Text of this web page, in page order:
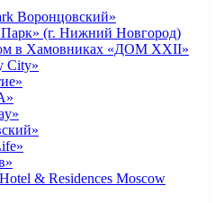
Воронцовский»
(г. Нижний Новгород)
в Хамовниках «ДОМ XXII»
City»
& Residences Moscow